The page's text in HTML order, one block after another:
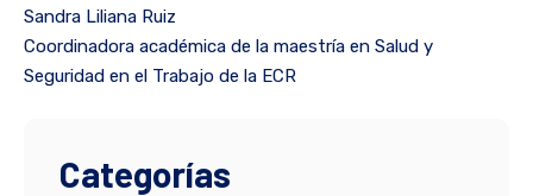
Sandra Liliana Ruiz
Coordinadora académica de la maestría en Salud y
Seguridad en el Trabajo de la ECR
Categorías